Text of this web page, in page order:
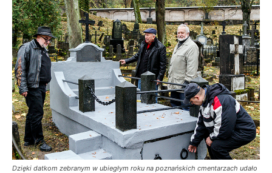
Dzięki datkom zebranym w ubiegłym roku na poznańskich cmentarzach udało